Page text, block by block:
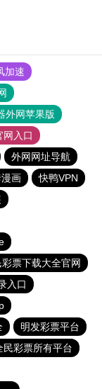
加速
外网苹果版
网入口
外网网址导航
画
快鸭VPN
票下载大全官网
入口
明发彩票平台
民彩票所有平台